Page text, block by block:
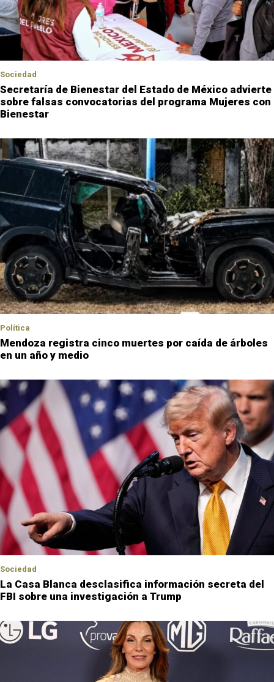
Sociedad
Secretaría de Bienestar del Estado de México advierte
sobre falsas convocatorias del programa Mujeres con
Bienestar
Política
Mendoza registra cinco muertes por caída de árboles
en un año y medio
Sociedad
La Casa Blanca desclasifica información secreta del
FBI sobre una investigación a Trump